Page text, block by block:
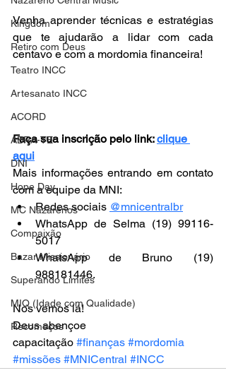
Kingdom
Retiro com Deus
Teatro INCC
Artesanato INCC
ACORD
ABRA-TE
DNI
Hope Day
MC Nazarenos
Compaixão
Bazar Missionário
Superando Limites
MIQ (Idade com Qualidade)
Recomeços
Venha aprender técnicas e estratégias
que te ajudarão a lidar com cada
centavo e com a mordomia financeira!
Faça sua inscrição pelo link: clique
aqui
Mais informações entrando em contato
com a equipe da MNI:
Redes sociais @mnicentralbr
WhatsApp de Selma (19) 99116-
5017
WhatsApp de Bruno (19)
988181446.
Nos vemos lá!
Deus abençoe
capacitação #finanças #mordomia
#missões #MNICentral #INCC